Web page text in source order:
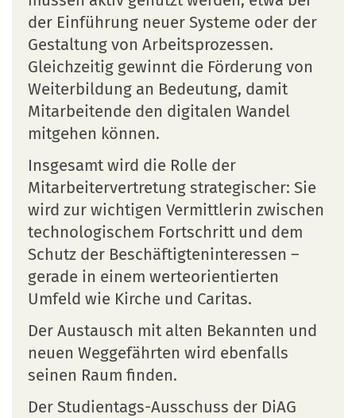
der Einführung neuer Systeme oder der
Gestaltung von Arbeitsprozessen.
Gleichzeitig gewinnt die Förderung von
Weiterbildung an Bedeutung, damit
Mitarbeitende den digitalen Wandel
mitgehen können.
Insgesamt wird die Rolle der
Mitarbeitervertretung strategischer: Sie
wird zur wichtigen Vermittlerin zwischen
technologischem Fortschritt und dem
Schutz der Beschäftigteninteressen –
gerade in einem werteorientierten
Umfeld wie Kirche und Caritas.
Der Austausch mit alten Bekannten und
neuen Weggefährten wird ebenfalls
seinen Raum finden.
Der Studientags-Ausschuss der DiAG